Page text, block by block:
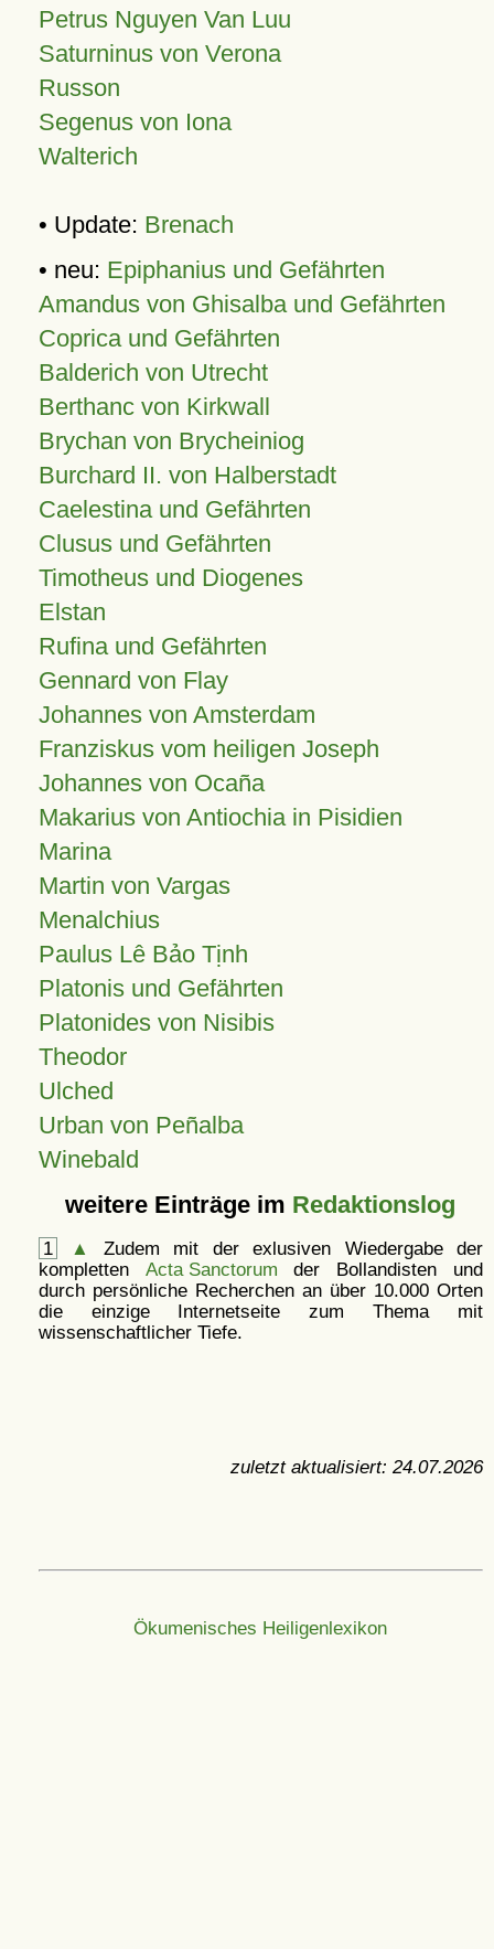
Petrus Nguyen Van Luu
Saturninus von Verona
Russon
Segenus von Iona
Walterich
• Update: Brenach
• neu: Epiphanius und Gefährten
Amandus von Ghisalba und Gefährten
Coprica und Gefährten
Balderich von Utrecht
Berthanc von Kirkwall
Brychan von Brycheiniog
Burchard II. von Halberstadt
Caelestina und Gefährten
Clusus und Gefährten
Timotheus und Diogenes
Elstan
Rufina und Gefährten
Gennard von Flay
Johannes von Amsterdam
Franziskus vom heiligen Joseph
Johannes von Ocaña
Makarius von Antiochia in Pisidien
Marina
Martin von Vargas
Menalchius
Paulus Lê Bảo Tịnh
Platonis und Gefährten
Platonides von Nisibis
Theodor
Ulched
Urban von Peñalba
Winebald
weitere Einträge im Redaktionslog
1 ▲
Zudem mit der exlusiven Wiedergabe der
kompletten Acta Sanctorum der Bollandisten und
durch persönliche Recherchen an über 10.000 Orten
die einzige Internetseite zum Thema mit
wissenschaftlicher Tiefe.
zuletzt aktualisiert: 24.07.2026
Ökumenisches Heiligenlexikon